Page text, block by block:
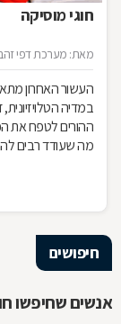
חוגי מוסיקה
מאת: מערכת דפי
העשור האחרון
במדיה
ההורים לטפח את
מה שעודד רבים
קיימים חוגי
רבים ומגוונים,
הייתה מאז
חיפושים
אנשים שחיפשו